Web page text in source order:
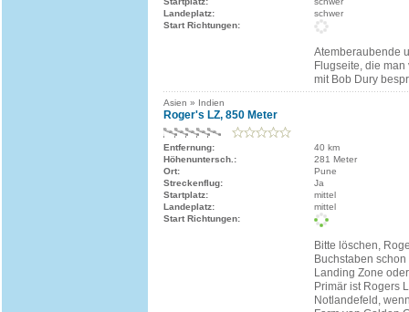
Landeplatz:
schwer
Start Richtungen:
Atemberaubende
Flugseite, die
mit Bob Dury
Asien » Indien
Roger's LZ, 850 Meter
Entfernung:
40 km
Höhenuntersch.:
281 Meter
Ort:
Pune
Streckenflug:
Ja
Startplatz:
mittel
Landeplatz:
mittel
Start Richtungen:
Bitte löschen,
Buchstaben
Landing Zone
Primär ist Rogers
Notlandefeld,